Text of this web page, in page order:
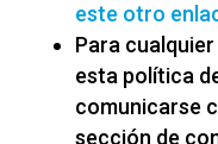
este otro
Para
esta política
comunicarse
sección de